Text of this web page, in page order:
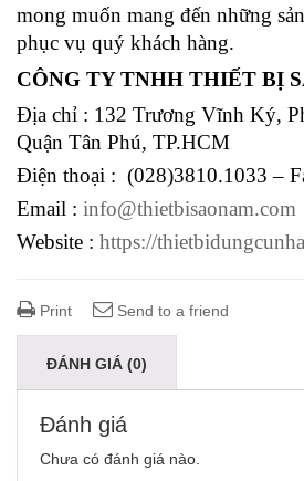
mong muốn mang đến những
phục vụ quý khách hàng.
CÔNG TY TNHH THIẾT BỊ
Địa chỉ : 132 Trương Vĩnh Ký,
Quận Tân Phú, TP.HCM
Điện thoại : (028)3810.1033 –
Email : info@thietbisaonam.com
Website : https://
Print Send to a friend
ĐÁNH GIÁ (0)
Đánh giá
Chưa có đánh giá nào.